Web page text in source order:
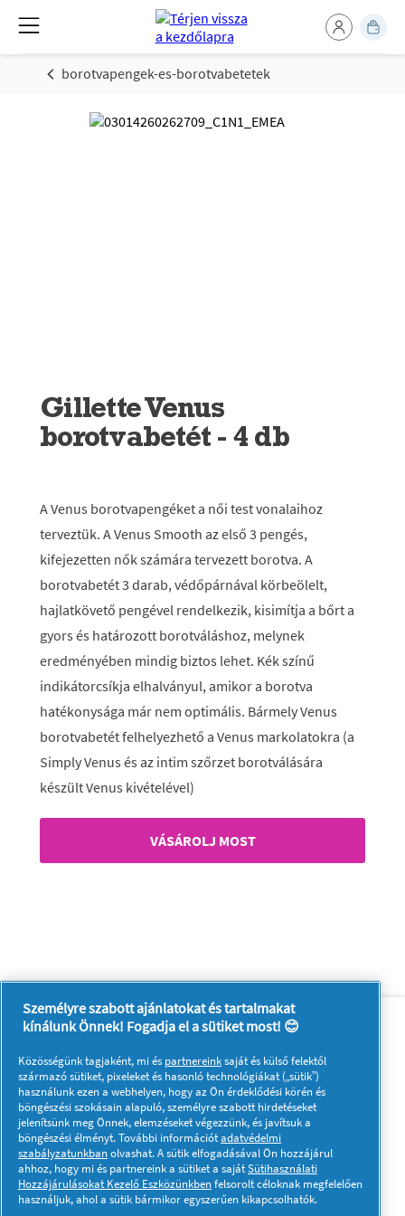
borotvapengek-es-borotvabetetek
Gillette Venus
borotvabetét - 4 db
A Venus borotvapengéket a női test vonalaihoz
terveztük. A Venus Smooth az első 3 pengés,
kifejezetten nők számára tervezett borotva. A
borotvabetét 3 darab, védőpárnával körbeölelt,
hajlatkövető pengével rendelkezik, kisimítja a bőrt a
gyors és határozott borotváláshoz, melynek
eredményében mindig biztos lehet. Kék színű
indikátorcsíkja elhalványul, amikor a borotva
hatékonysága már nem optimális. Bármely Venus
borotvabetét felhelyezhető a Venus markolatokra (a
Simply Venus és az intim szőrzet borotválására
készült Venus kivételével)
VÁSÁROLJ MOST
Rólunk
Kapcsolatfelvétel
A pg.com felkeresése
Kövessen minket:
Adataim
Adatvédelmi közlemény
Személyre szabott ajánlatokat és tartalmakat
kínálunk Önnek! Fogadja el a sütiket most! 😊
Közösségünk tagjaként, mi és partnereinksaját és külső felektől
származó sütiket, pixeleket és hasonló technológiákat („sütik”)
használunk ezen a webhelyen, hogy az Ön érdeklődési körén és
böngészési szokásain alapuló, személyre szabott hirdetéseket
jelenítsünk meg Önnek, elemzéseket végezzünk, és javítsuk a
böngészési élményt. További információtadatvédelmi
szabályzatunkbanolvashat. A sütik elfogadásával Ön hozzájárul
ahhoz, hogy mi és partnereink a sütiket a sajátSütihasználati
Hozzájárulásokat Kezelő Eszközünkbenfelsorolt céloknak megfelelően
használjuk, ahol a sütik bármikor egyszerűen kikapcsolhatók.